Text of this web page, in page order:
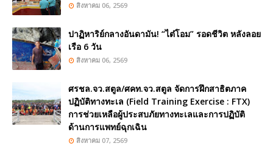
สิงหาคม 06, 2569
ปาฏิหาริย์กลางอันดามัน! “ไต๋โอม” รอดชีวิต หลังลอย
เรือ 6 วัน
สิงหาคม 06, 2569
ศรชล.จว.สตูล/ศคท.จว.สตูล จัดการฝึกสาธิตภาค
ปฏิบัติทางทะเล (Field Training Exercise : FTX)
การช่วยเหลือผู้ประสบภัยทางทะเลและการปฏิบัติ
ด้านการแพทย์ฉุกเฉิน
สิงหาคม 07, 2569